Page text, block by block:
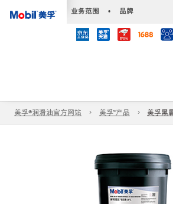
业务范围 • 品牌
美孚®润滑油官方网站 美孚™产品 美孚黑